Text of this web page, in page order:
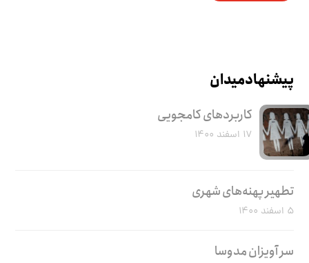
پیشنهاد میدان
کاربرد‌های کامجویی
۱۷ اسفند ۱۴۰۰
تطهیر پهنه‌های شهری
۵ اسفند ۱۴۰۰
سر آویزان مدوسا